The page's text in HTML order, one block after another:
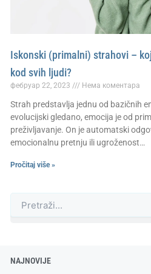
Iskonski (primalni) strahovi –
kod svih ljudi?
фебруар 22, 2023 Нема коментара
Strah predstavlja jednu od bazičnih
evolucijski gledano, emocija je od
preživljavanje. On je automatski
emocionalnu pretnju ili ugroženost…
Pročitaj više »
NAJNOVIJE